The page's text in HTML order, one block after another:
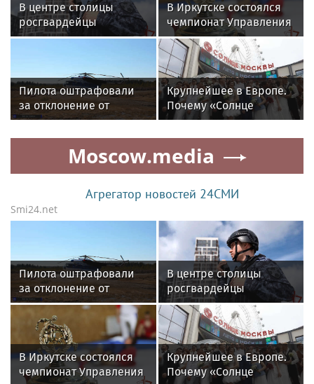
В центре столицы
росгвардейцы
задержали мужчину,
охраняемый объект
через крышу
В Иркутске состоялся
чемпионат Управления
Росгвардии по
Иркутской области по
самбо
Пилота оштрафовали
за отклонение от
маршрута полета под
Томском
Крупнейшее в Европе.
Почему «Солнце
Москвы» стало местом
проведения свадеб
Moscow.media
Агрегатор новостей 24СМИ
Smi24.net
Пилота оштрафовали
за отклонение от
маршрута полета под
Томском
В центре столицы
росгвардейцы
задержали мужчину,
пытавшегося
проникнуть на
охраняемый объект
через крышу
В Иркутске состоялся
чемпионат Управления
Крупнейшее в Европе.
Почему «Солнце